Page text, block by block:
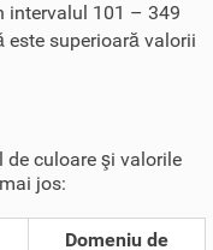
intervalul 101 – 349
este superioară valorii
de culoare şi valorile
jos:
Domeniu de